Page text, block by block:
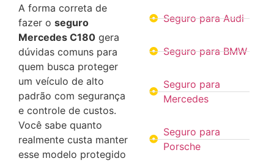
A forma correta de
fazer o seguro
Mercedes C180 gera
dúvidas comuns para
quem busca proteger
um veículo de alto
padrão com segurança
e controle de custos.
Você sabe quanto
realmente custa manter
esse modelo protegido
Seguro para Audi
Seguro para BMW
Seguro para
Mercedes
Seguro para
Porsche